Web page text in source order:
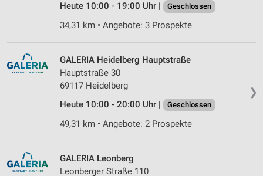
Heute 10:00 - 19:00 Uhr |
Geschlossen
34,31 km • Angebote: 3 Prospekte
❯
GALERIA Heidelberg Hauptstraße
Hauptstraße 30
69117 Heidelberg
Heute 10:00 - 20:00 Uhr |
Geschlossen
49,31 km • Angebote: 2 Prospekte
GALERIA Leonberg
Leonberger Straße 110